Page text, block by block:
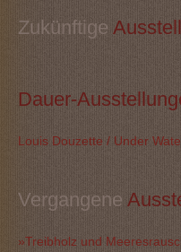
Zukünftige
Dauer-
Louis Douzette / Under
Vergangene
»Treibholz und